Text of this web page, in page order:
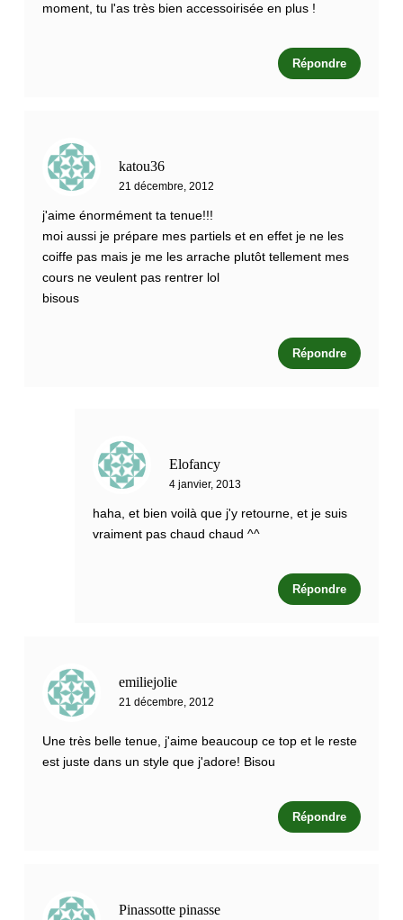
moment, tu l'as très bien accessoirisée en plus !
Répondre
katou36
21 décembre, 2012
j'aime énormément ta tenue!!!
moi aussi je prépare mes partiels et en effet je ne les
coiffe pas mais je me les arrache plutôt tellement mes
cours ne veulent pas rentrer lol
bisous
Répondre
Elofancy
4 janvier, 2013
haha, et bien voilà que j'y retourne, et je suis
vraiment pas chaud chaud ^^
Répondre
emiliejolie
21 décembre, 2012
Une très belle tenue, j'aime beaucoup ce top et le reste
est juste dans un style que j'adore! Bisou
Répondre
Pinassotte pinasse